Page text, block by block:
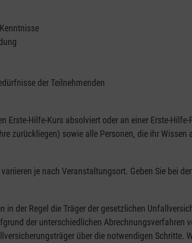
der Teilnehmenden
Erste-Hilfe-Kurs absolviert oder an einer Erste-
zurückliegen) sowie alle Personen, die ihr Wissen
je nach Veranstaltungsort. Geben Sie bei der
der Regel die Träger der gesetzlichen
der unterschiedlichen Abrechnungsverfahren
über die notwendigen Schritte.